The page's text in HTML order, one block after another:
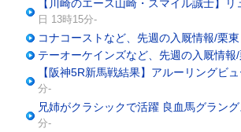
【川崎のエース山崎・スマイル誠士】
日 13時15分-
コナコーストなど、先週の入厩情報/栗
テーオーケインズなど、先週の入厩情報
【阪神5R新馬戦結果】アルーリングビ
分-
兄姉がクラシックで活躍 良血馬グラン
分-